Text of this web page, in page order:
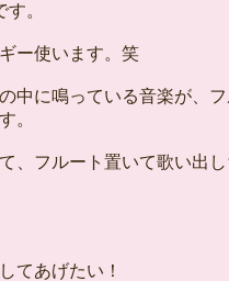
。
ー使います。笑
中に鳴っている音楽が、
。
、フルート置いて歌い出し
てあげたい！